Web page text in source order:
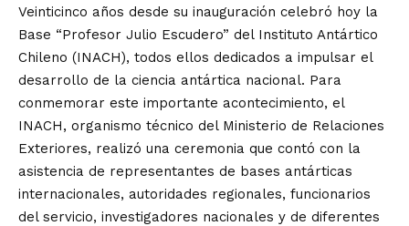
Veinticinco años desde su inauguración celebró hoy la
Base “Profesor Julio Escudero” del Instituto Antártico
Chileno (INACH), todos ellos dedicados a impulsar el
desarrollo de la ciencia antártica nacional. Para
conmemorar este importante acontecimiento, el
INACH, organismo técnico del Ministerio de Relaciones
Exteriores, realizó una ceremonia que contó con la
asistencia de representantes de bases antárticas
internacionales, autoridades regionales, funcionarios
del servicio, investigadores nacionales y de diferentes